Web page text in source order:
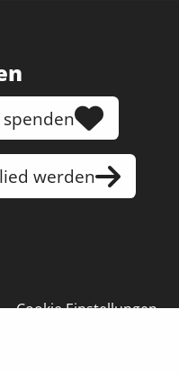
spenden
werden
Cookie Einstellungen